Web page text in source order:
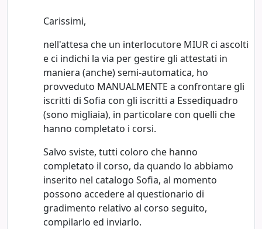
Carissimi,
nell'attesa che un interlocutore MIUR ci ascolti
e ci indichi la via per gestire gli attestati in
maniera (anche) semi-automatica, ho
provveduto MANUALMENTE a confrontare gli
iscritti di Sofia con gli iscritti a Essediquadro
(sono migliaia), in particolare con quelli che
hanno completato i corsi.
Salvo sviste, tutti coloro che hanno
completato il corso, da quando lo abbiamo
inserito nel catalogo Sofia, al momento
possono accedere al questionario di
gradimento relativo al corso seguito,
compilarlo ed inviarlo.